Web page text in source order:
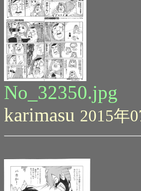
No_32350.jpg
karimasu 2015年